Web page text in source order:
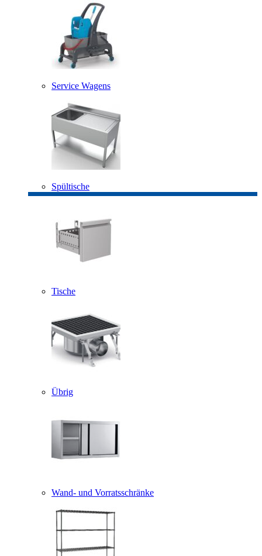
Service Wagens
Spültische
Tische
Übrig
Wand- und Vorratsschränke